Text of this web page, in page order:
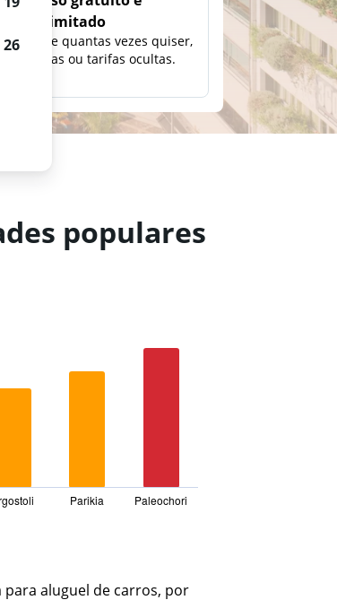
ilimitado
Pesquise quantas vezes quiser,
sem taxas ou tarifas ocultas.
populares
Parikia Paleochori
para aluguel de carros, por
26